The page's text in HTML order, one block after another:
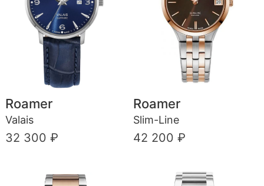
Roamer
Valais
32 300 ₽
Roamer
Slim-Line
42 200 ₽